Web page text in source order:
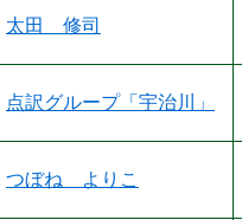
太田 修司
点訳グループ「宇治川」
つぼね よりこ